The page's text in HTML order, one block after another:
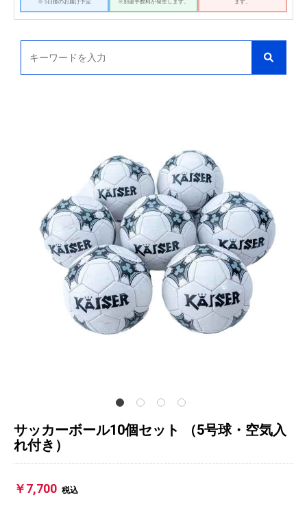
※ 5日後のお届け予定
※別途手数料が発生します。
ます。
サッカーボール10個セット （5号球・空気入
れ付き）
￥7,700 税込